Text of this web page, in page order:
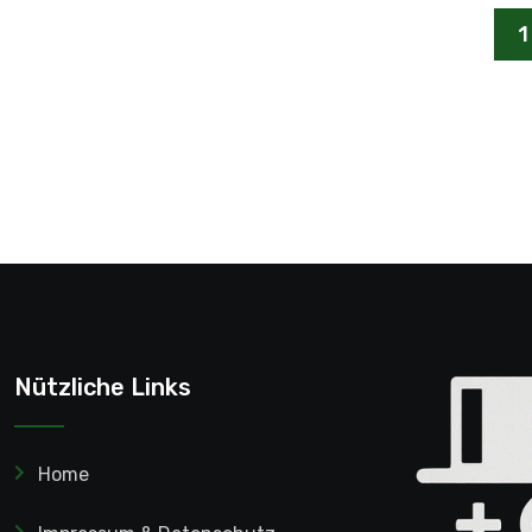
1
Nützliche Links
Home